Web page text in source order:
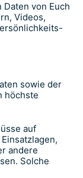
von Euch
Videos,
sowie der
höchste
auf
andere
Solche